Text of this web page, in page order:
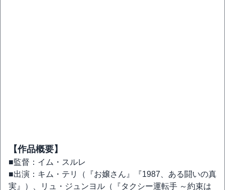
【作品概要】
■監督：イム・スルレ
■出演：キム・テリ（『お嬢さん』『1987、ある闘いの真
実』）、リュ・ジュンヨル（『タクシー運転手 ～約束は